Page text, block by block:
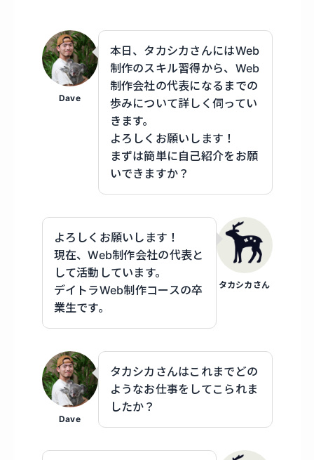
Dave
本日、タカシカさんにはWeb
制作のスキル習得から、Web
制作会社の代表になるまでの
歩みについて詳しく伺ってい
きます。
よろしくお願いします！
まずは簡単に自己紹介をお願
いできますか？
タカシカさん
よろしくお願いします！
現在、Web制作会社の代表と
して活動しています。
デイトラWeb制作コースの卒
業生です。
Dave
タカシカさんはこれまでどの
ようなお仕事をしてこられま
したか？